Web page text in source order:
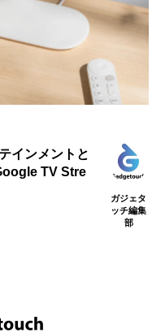
メントと
TV Stre
ガジェタ
ッチ編集